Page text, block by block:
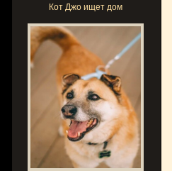
Кот Джо ищет дом